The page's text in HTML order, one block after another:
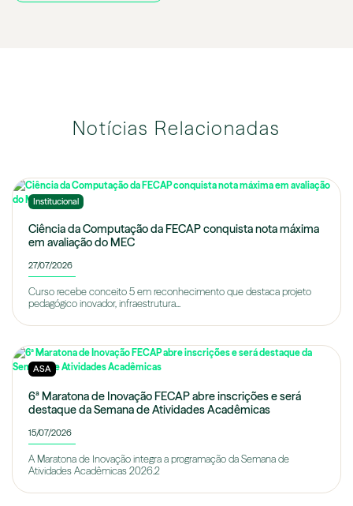
Notícias Relacionadas
Institucional
Ciência da Computação da FECAP conquista nota máxima
em avaliação do MEC
27/07/2026
Curso recebe conceito 5 em reconhecimento que destaca projeto
pedagógico inovador, infraestrutura...
ASA
6ª Maratona de Inovação FECAP abre inscrições e será
destaque da Semana de Atividades Acadêmicas
15/07/2026
A Maratona de Inovação integra a programação da Semana de
Atividades Acadêmicas 2026.2